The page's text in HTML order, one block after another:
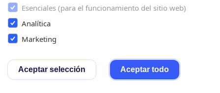
Settings
Esenciales (para el funcionamiento del sitio web)
Analítica
Marketing
Aceptar selección Aceptar todo